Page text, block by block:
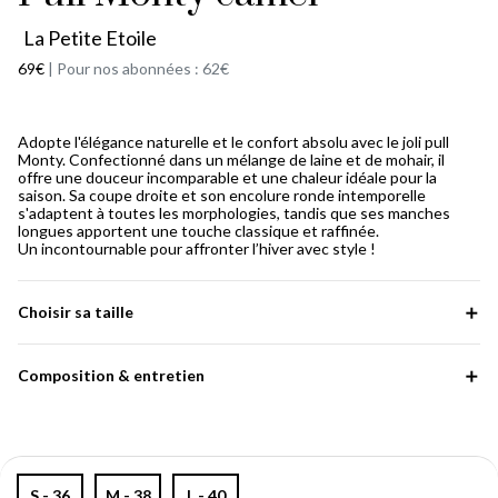
La Petite Etoile
69€ | Pour nos abonnées : 62€
Adopte l'élégance naturelle et le confort absolu avec le joli pull
Monty. Confectionné dans un mélange de laine et de mohair, il
offre une douceur incomparable et une chaleur idéale pour la
saison. Sa coupe droite et son encolure ronde intemporelle
s'adaptent à toutes les morphologies, tandis que ses manches
longues apportent une touche classique et raffinée.
Un incontournable pour affronter l’hiver avec style !
Choisir sa taille
Composition & entretien